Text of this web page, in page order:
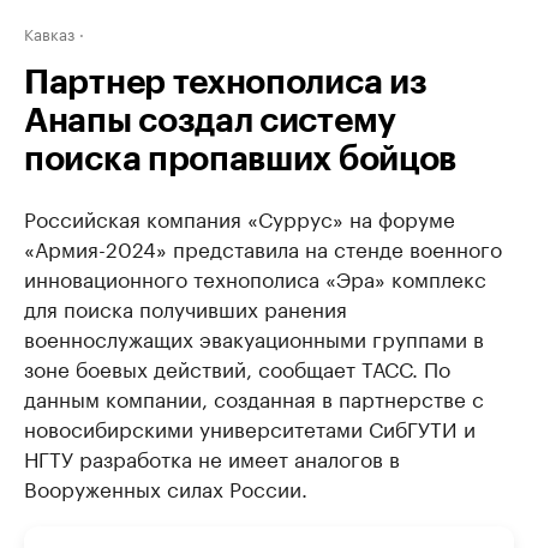
Кавказ
Партнер технополиса из
Анапы создал систему
поиска пропавших бойцов
Российская компания «Суррус» на форуме
«Армия-2024» представила на стенде военного
инновационного технополиса «Эра» комплекс
для поиска получивших ранения
военнослужащих эвакуационными группами в
зоне боевых действий, сообщает ТАСС. По
данным компании, созданная в партнерстве с
новосибирскими университетами СибГУТИ и
НГТУ разработка не имеет аналогов в
Вооруженных силах России.